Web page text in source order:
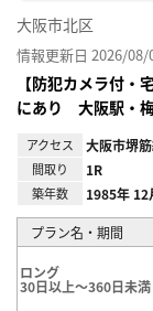
大阪市北区
情報更新日 2026/08/
【防犯カメラ付
にあり 大阪駅・梅
アクセス 大阪市堺
間取り 1R
築年数 1985年 12
プラン名・期間
ロング
30日以上～360日未満